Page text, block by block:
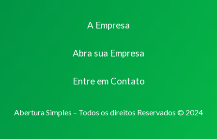
A Empresa
Abra sua Empresa
Entre em Contato
Abertura Simples – Todos os direitos Reservados © 2024